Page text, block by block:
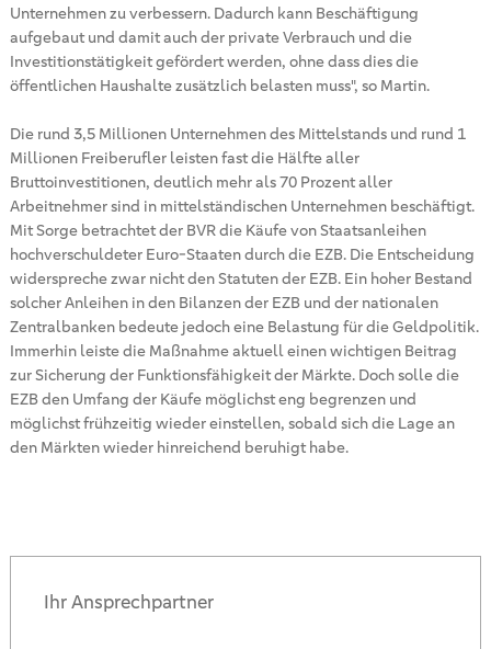
Unternehmen zu verbessern. Dadurch kann Beschäftigung
aufgebaut und damit auch der private Verbrauch und die
Investitionstätigkeit gefördert werden, ohne dass dies die
öffentlichen Haushalte zusätzlich belasten muss", so Martin.
Die rund 3,5 Millionen Unternehmen des Mittelstands und rund 1
Millionen Freiberufler leisten fast die Hälfte aller
Bruttoinvestitionen, deutlich mehr als 70 Prozent aller
Arbeitnehmer sind in mittelständischen Unternehmen beschäftigt.
Mit Sorge betrachtet der BVR die Käufe von Staatsanleihen
hochverschuldeter Euro-Staaten durch die EZB. Die Entscheidung
widerspreche zwar nicht den Statuten der EZB. Ein hoher Bestand
solcher Anleihen in den Bilanzen der EZB und der nationalen
Zentralbanken bedeute jedoch eine Belastung für die Geldpolitik.
Immerhin leiste die Maßnahme aktuell einen wichtigen Beitrag
zur Sicherung der Funktionsfähigkeit der Märkte. Doch solle die
EZB den Umfang der Käufe möglichst eng begrenzen und
möglichst frühzeitig wieder einstellen, sobald sich die Lage an
den Märkten wieder hinreichend beruhigt habe.
Ihr Ansprechpartner